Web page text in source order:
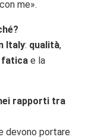
me».
Italy: qualità,
fatica e la
rapporti tra
devono portare